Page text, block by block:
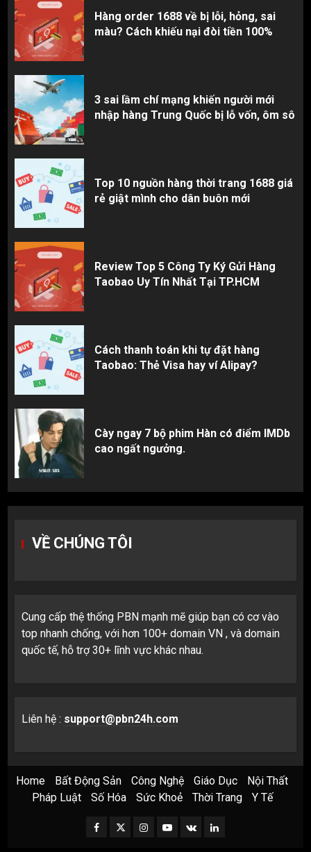
Hàng order 1688 về bị lỗi, hỏng, sai
màu? Cách khiếu nại đòi tiền 100%
3 sai lầm chí mạng khiến người mới
nhập hàng Trung Quốc bị lỗ vốn, ôm sô
Top 10 nguồn hàng thời trang 1688 giá
rẻ giật mình cho dân buôn mới
Review Top 5 Công Ty Ký Gửi Hàng
Taobao Uy Tín Nhất Tại TP.HCM
Cách thanh toán khi tự đặt hàng
Taobao: Thẻ Visa hay ví Alipay?
Cày ngay 7 bộ phim Hàn có điểm IMDb
cao ngất ngưởng.
VỀ CHÚNG TÔI
Cung cấp thệ thống PBN mạnh mẽ giúp bạn có cơ vào
top nhanh chống, với hơn 100+ domain VN , và domain
quốc tế, hỗ trợ 30+ lĩnh vực khác nhau.
Liên hệ : support@pbn24h.com
Home Bất Động Sản Công Nghệ Giáo Dục
Nội Thất
Pháp Luật
Số Hóa Sức Khoẻ Thời Trang Y Tế
Facebook
TwitterInstagram
Youtube
VK LinkedIn